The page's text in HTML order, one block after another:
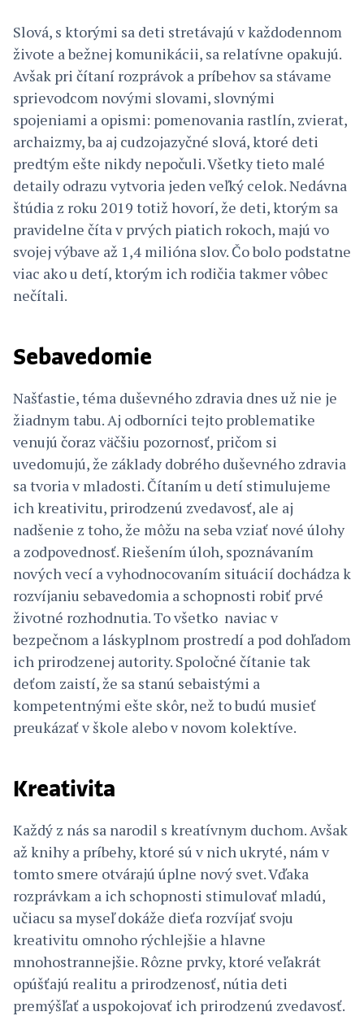
Slová, s ktorými sa deti stretávajú v každodennom
živote a bežnej komunikácii, sa relatívne opakujú.
Avšak pri čítaní rozprávok a príbehov sa stávame
sprievodcom novými slovami, slovnými
spojeniami a opismi: pomenovania rastlín, zvierat,
archaizmy, ba aj cudzojazyčné slová, ktoré deti
predtým ešte nikdy nepočuli. Všetky tieto malé
detaily odrazu vytvoria jeden veľký celok. Nedávna
štúdia z roku 2019 totiž hovorí, že deti, ktorým sa
pravidelne číta v prvých piatich rokoch, majú vo
svojej výbave až 1,4 milióna slov. Čo bolo podstatne
viac ako u detí, ktorým ich rodičia takmer vôbec
nečítali.
Sebavedomie
Našťastie, téma duševného zdravia dnes už nie je
žiadnym tabu. Aj odborníci tejto problematike
venujú čoraz väčšiu pozornosť, pričom si
uvedomujú, že základy dobrého duševného zdravia
sa tvoria v mladosti. Čítaním u detí stimulujeme
ich kreativitu, prirodzenú zvedavosť, ale aj
nadšenie z toho, že môžu na seba vziať nové úlohy
a zodpovednosť. Riešením úloh, spoznávaním
nových vecí a vyhodnocovaním situácií dochádza k
rozvíjaniu sebavedomia a schopnosti robiť prvé
životné rozhodnutia. To všetko naviac v
bezpečnom a láskyplnom prostredí a pod dohľadom
ich prirodzenej autority. Spoločné čítanie tak
deťom zaistí, že sa stanú sebaistými a
kompetentnými ešte skôr, než to budú musieť
preukázať v škole alebo v novom kolektíve.
Kreativita
Každý z nás sa narodil s kreatívnym duchom. Avšak
až knihy a príbehy, ktoré sú v nich ukryté, nám v
tomto smere otvárajú úplne nový svet. Vďaka
rozprávkam a ich schopnosti stimulovať mladú,
učiacu sa myseľ dokáže dieťa rozvíjať svoju
kreativitu omnoho rýchlejšie a hlavne
mnohostrannejšie. Rôzne prvky, ktoré veľakrát
opúšťajú realitu a prirodzenosť, nútia deti
premýšľať a uspokojovať ich prirodzenú zvedavosť.